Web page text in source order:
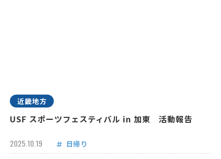
近畿地方
USF スポーツフェスティバル in 加東 活動報告
2025.10.19 日帰り